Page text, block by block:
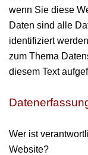
wenn Sie diese
Daten sind alle
identifiziert
zum Thema
diesem Text
Wer ist
Website?